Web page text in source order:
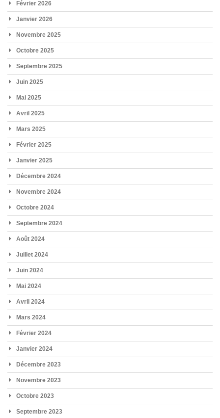
Février 2026
Janvier 2026
Novembre 2025
Octobre 2025
Septembre 2025
Juin 2025
Mai 2025
Avril 2025
Mars 2025
Février 2025
Janvier 2025
Décembre 2024
Novembre 2024
Octobre 2024
Septembre 2024
Août 2024
Juillet 2024
Juin 2024
Mai 2024
Avril 2024
Mars 2024
Février 2024
Janvier 2024
Décembre 2023
Novembre 2023
Octobre 2023
Septembre 2023